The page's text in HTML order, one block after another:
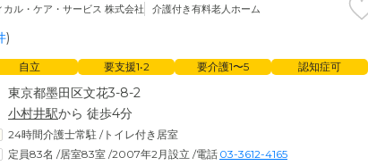
カル・ケア・サービス 株式会社 介護付き有料老人ホーム
)
自立 要支援1•2 要介護1〜5 認知症可
東京都墨田区文花3-8-2
小村井駅から 徒歩4分
24時間介護士常駐 /トイレ付き居室
定員83名 /居室83室 /2007年2月設立 /電話 03-3612-4165